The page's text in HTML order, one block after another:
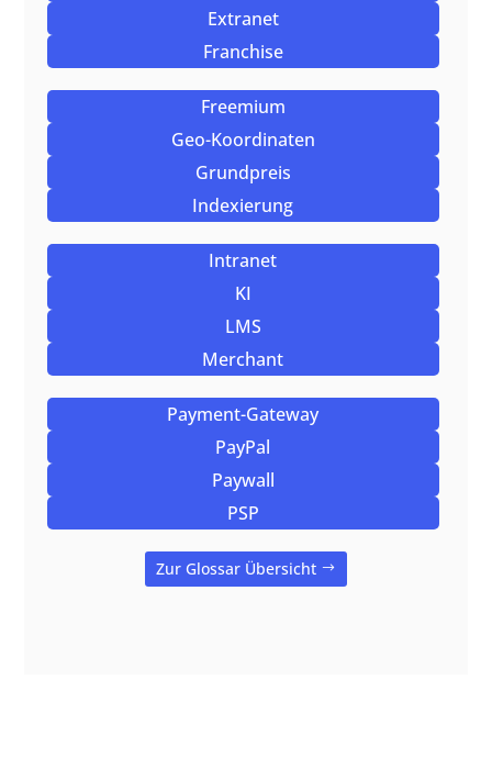
Extranet
Franchise
Freemium
Geo-Koordinaten
Grundpreis
Indexierung
Intranet
KI
LMS
Merchant
Payment-Gateway
PayPal
Paywall
PSP
Zur Glossar Übersicht